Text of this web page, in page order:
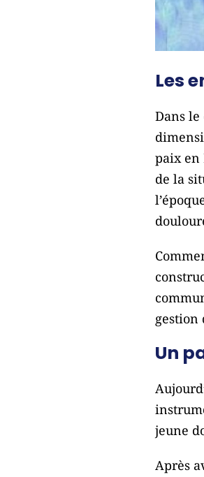
Les
Dans
paix en
de la
gestion
Un
jeune
Après